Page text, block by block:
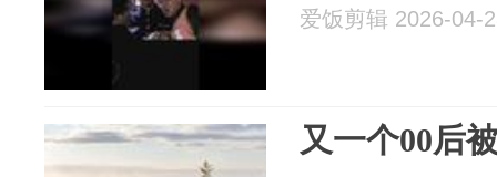
爱饭剪辑 2026-04-
又一个00后